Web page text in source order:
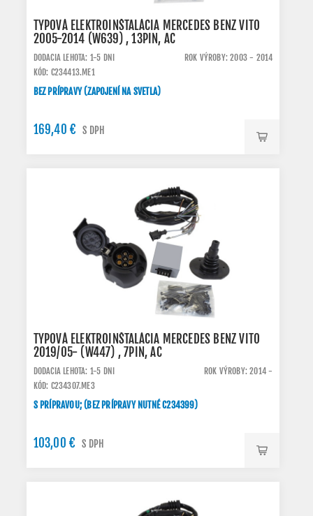
TYPOVÁ ELEKTROINŠTALÁCIA MERCEDES BENZ VITO
2005-2014 (W639) , 13PIN, AC
DODACIA LEHOTA: 1-5 DNI
ROK VÝROBY: 2003 - 2014
KÓD: C234413.ME1
BEZ PRÍPRAVY (ZAPOJENÍ NA SVETLA)
169,40 € S DPH
TYPOVÁ ELEKTROINŠTALÁCIA MERCEDES BENZ VITO
2019/05- (W447) , 7PIN, AC
DODACIA LEHOTA: 1-5 DNI
ROK VÝROBY: 2014 -
KÓD: C234307.ME3
S PRÍPRAVOU; (BEZ PRÍPRAVY NUTNÉ C234399)
103,00 € S DPH